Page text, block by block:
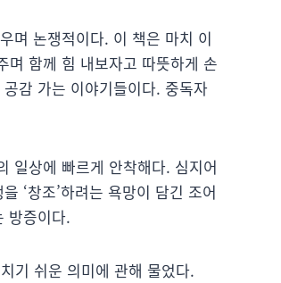
며 논쟁적이다. 이 책은 마치 이
며 함께 힘 내보자고 따뜻하게 손
감 가는 이야기들이다. 중독자
일상에 빠르게 안착해다. 심지어
‘창조’하려는 욕망이 담긴 조어
방증이다.
기 쉬운 의미에 관해 물었다.